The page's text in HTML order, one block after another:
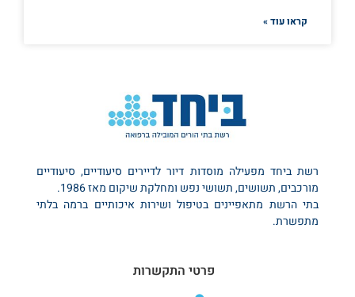
קראו עוד »
רשת ביחד מפעילה מוסדות דיור לדיירים סיעודיים, סיעודיים
מורכבים, תשושים, תשושי נפש ומחלקת שיקום מאז 1986.
בתי הרשת מתאפיינים בטיפול ושירות איכותיים ברמה בלתי
מתפשרת.
פרטי התקשרות